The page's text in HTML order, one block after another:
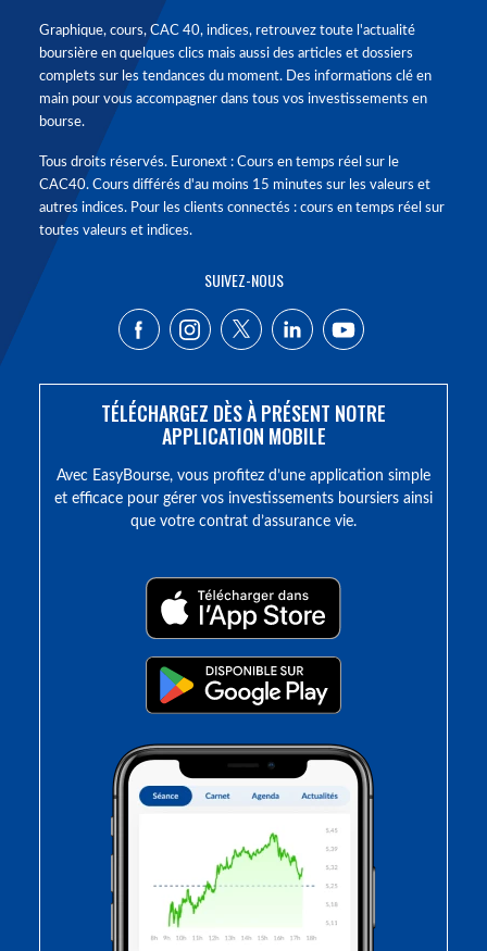
Graphique, cours, CAC 40, indices, retrouvez toute l'actualité
boursière en quelques clics mais aussi des articles et dossiers
complets sur les tendances du moment. Des informations clé en
main pour vous accompagner dans tous vos investissements en
bourse.
Tous droits réservés. Euronext : Cours en temps réel sur le
CAC40. Cours différés d'au moins 15 minutes sur les valeurs et
autres indices. Pour les clients connectés : cours en temps réel sur
toutes valeurs et indices.
SUIVEZ-NOUS
TÉLÉCHARGEZ DÈS À PRÉSENT NOTRE
APPLICATION MOBILE
Avec EasyBourse, vous profitez d’une application simple
et efficace pour gérer vos investissements boursiers ainsi
que votre contrat d’assurance vie.